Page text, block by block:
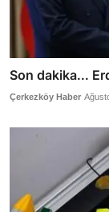
Son dakika...
Çerkezköy Haber